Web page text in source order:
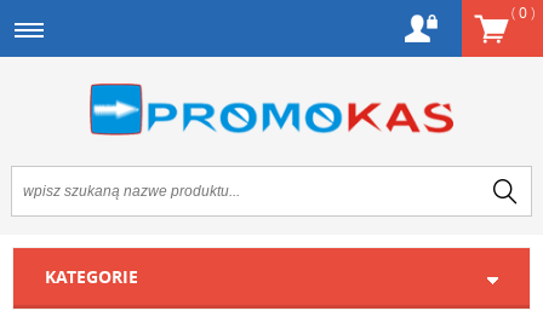
(0)
KATEGORIE